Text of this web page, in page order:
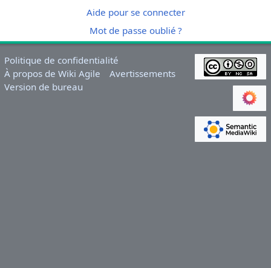
Aide pour se connecter
Mot de passe oublié ?
Politique de confidentialité
À propos de Wiki Agile
Avertissements
Version de bureau